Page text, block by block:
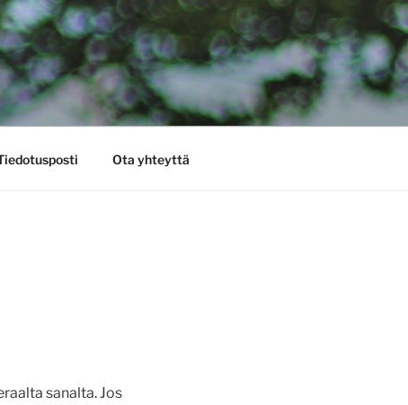
Ota yhteyttä
sanalta. Jos